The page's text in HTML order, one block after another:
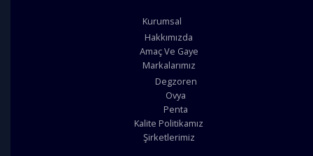
Kurumsal
Hakkımızda
Amaç Ve Gaye
Markalarımız
Degzoren
Ovya
Penta
Kalite Politikamız
Şirketlerimiz